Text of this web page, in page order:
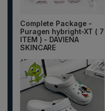
Complete Package -
Puragen hybright-XT ( 7
ITEM ) - DAVIENA
SKINCARE